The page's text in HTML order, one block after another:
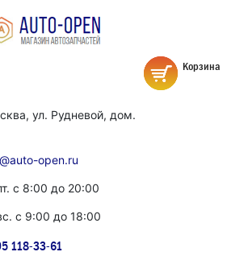
ул. Рудневой, дом.
open.ru
с 8:00 до 20:00
с 9:00 до 18:00
118-33-61
Корзина